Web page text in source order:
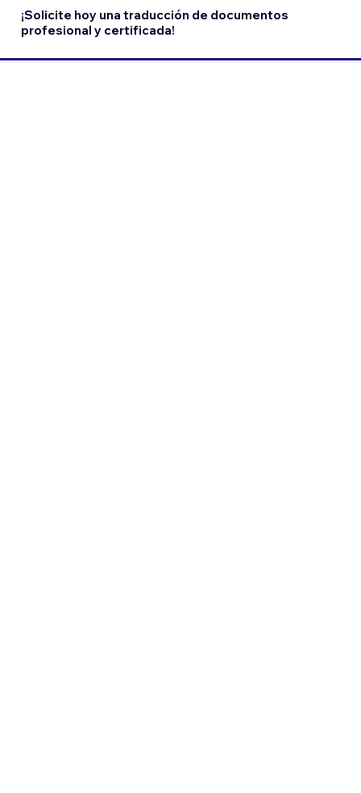
¡Solicite hoy una traducción de documentos
profesional y certificada!